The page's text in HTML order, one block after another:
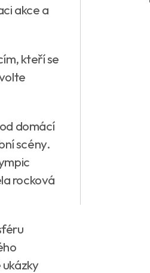
akce a
kteří se
domácí
scény.
rocková